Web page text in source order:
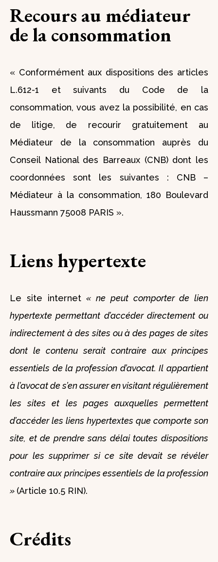
Recours au médiateur
de la consommation
« Conformément aux dispositions des articles
L.612-1 et suivants du Code de la
consommation, vous avez la possibilité, en cas
de litige, de recourir gratuitement au
Médiateur de la consommation auprès du
Conseil National des Barreaux (CNB) dont les
coordonnées sont les suivantes : CNB –
Médiateur à la consommation, 180 Boulevard
Haussmann 75008 PARIS ».
Liens hypertexte
Le site internet« ne peut comporter de lien
hypertexte permettant d’accéder directement ou
indirectement à des sites ou à des pages de sites
dont le contenu serait contraire aux principes
essentiels de la profession d’avocat. Il appartient
à l’avocat de s’en assurer en visitant régulièrement
les sites et les pages auxquelles permettent
d’accéder les liens hypertextes que comporte son
site, et de prendre sans délai toutes dispositions
pour les supprimer si ce site devait se révéler
contraire aux principes essentiels de la profession
» (Article 10.5 RIN).
Crédits